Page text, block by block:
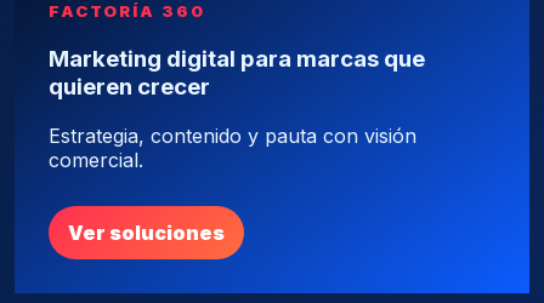
FACTORÍA 360
Marketing digital para marcas que
quieren crecer
Estrategia, contenido y pauta con visión
comercial.
Ver soluciones